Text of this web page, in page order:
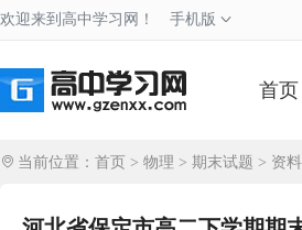
欢迎来到高中学习网！ 手机版
首页
当前位置： 首页 > 物理 > 期末试题 > 资